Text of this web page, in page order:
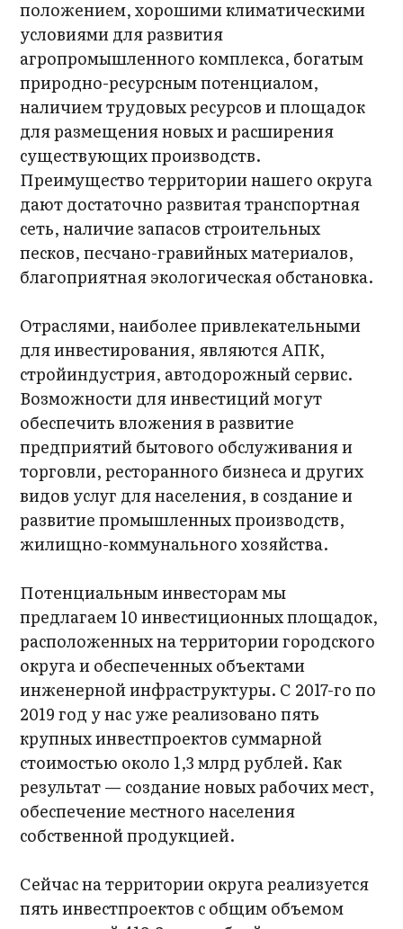
положением, хорошими климатическими
условиями для развития
агропромышленного комплекса, богатым
природно-ресурсным потенциалом,
наличием трудовых ресурсов и площадок
для размещения новых и расширения
существующих производств.
Преимущество территории нашего округа
дают достаточно развитая транспортная
сеть, наличие запасов строительных
песков, песчано-гравийных материалов,
благоприятная экологическая обстановка.
Отраслями, наиболее привлекательными
для инвестирования, являются АПК,
стройиндустрия, автодорожный сервис.
Возможности для инвестиций могут
обеспечить вложения в развитие
предприятий бытового обслуживания и
торговли, ресторанного бизнеса и других
видов услуг для населения, в создание и
развитие промышленных производств,
жилищно-коммунального хозяйства.
Потенциальным инвесторам мы
предлагаем 10 инвестиционных площадок,
расположенных на территории городского
округа и обеспеченных объектами
инженерной инфраструктуры. С 2017-го по
2019 год у нас уже реализовано пять
крупных инвестпроектов суммарной
стоимостью около 1,3 млрд рублей. Как
результат — создание новых рабочих мест,
обеспечение местного населения
собственной продукцией.
Сейчас на территории округа реализуется
пять инвестпроектов с общим объемом